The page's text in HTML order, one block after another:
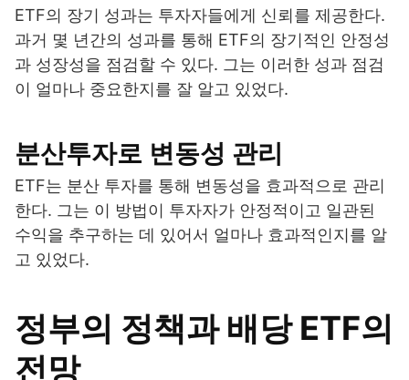
ETF의 장기 성과는 투자자들에게 신뢰를 제공한다.
과거 몇 년간의 성과를 통해 ETF의 장기적인 안정성
과 성장성을 점검할 수 있다. 그는 이러한 성과 점검
이 얼마나 중요한지를 잘 알고 있었다.
분산투자로 변동성 관리
ETF는 분산 투자를 통해 변동성을 효과적으로 관리
한다. 그는 이 방법이 투자자가 안정적이고 일관된
수익을 추구하는 데 있어서 얼마나 효과적인지를 알
고 있었다.
정부의 정책과 배당 ETF의
전망